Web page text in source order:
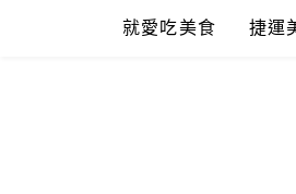
就愛吃美食 捷運